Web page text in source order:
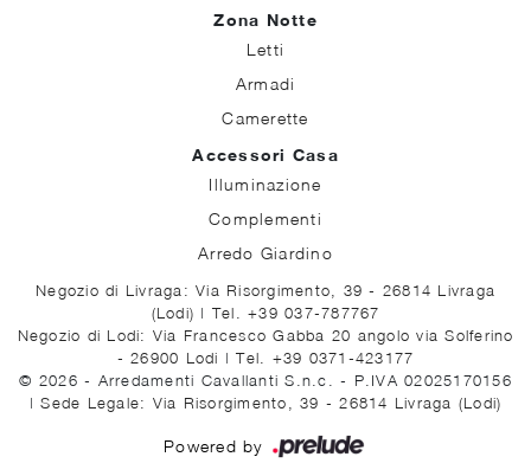
Zona Notte
Letti
Armadi
Camerette
Accessori Casa
Illuminazione
Complementi
Arredo Giardino
Negozio di Livraga: Via Risorgimento, 39 - 26814 Livraga
(Lodi) | Tel. +39 037-787767
Negozio di Lodi: Via Francesco Gabba 20 angolo via Solferino
- 26900 Lodi |Tel. +39 0371-423177
© 2026 - Arredamenti Cavallanti S.n.c. - P.IVA 02025170156
|Sede Legale: Via Risorgimento, 39 - 26814 Livraga (Lodi)
Powered by